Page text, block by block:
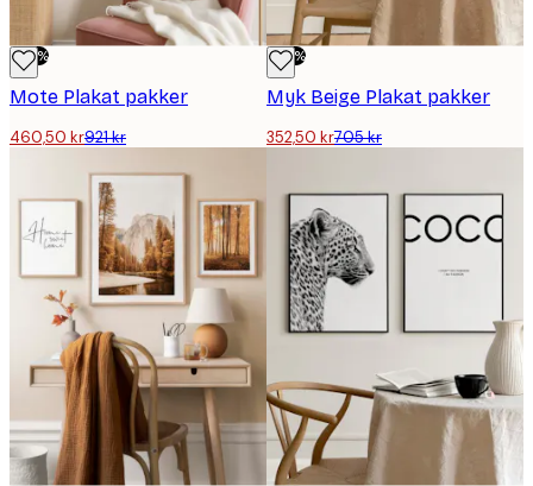
-50%
Mote Plakat pakker
460,50 kr921 kr
-50%
Myk Beige Plakat pakker
352,50 kr705 kr